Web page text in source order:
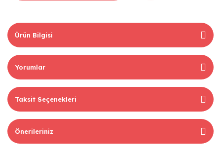
Ürün Bilgisi
Yorumlar
Taksit Seçenekleri
Önerileriniz